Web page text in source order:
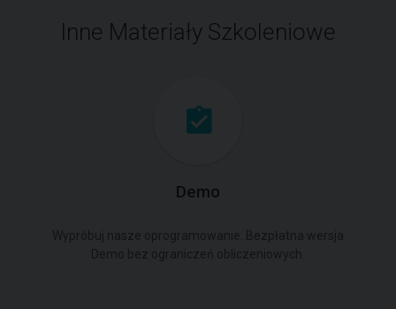
Inne Materiały Szkoleniowe
Demo